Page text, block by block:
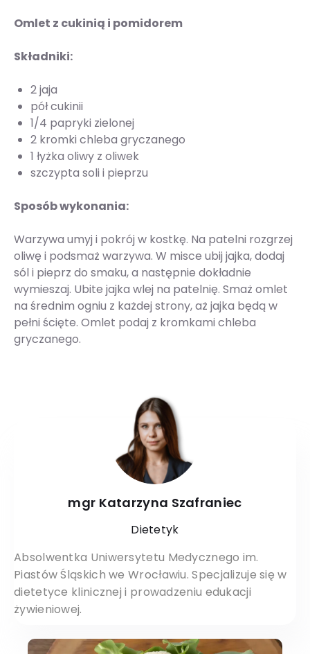
Omlet z cukinią i pomidorem
Składniki:
2 jaja
pół cukinii
1/4 papryki zielonej
2 kromki chleba gryczanego
1 łyżka oliwy z oliwek
szczypta soli i pieprzu
Sposób wykonania:
Warzywa umyj i pokrój w kostkę. Na patelni rozgrzej
oliwę i podsmaż warzywa. W misce ubij jajka, dodaj
sól i pieprz do smaku, a następnie dokładnie
wymieszaj. Ubite jajka wlej na patelnię. Smaż omlet
na średnim ogniu z każdej strony, aż jajka będą w
pełni ścięte. Omlet podaj z kromkami chleba
gryczanego.
mgr Katarzyna Szafraniec
Dietetyk
Absolwentka Uniwersytetu Medycznego im.
Piastów Śląskich we Wrocławiu. Specjalizuje się w
dietetyce klinicznej i prowadzeniu edukacji
żywieniowej.